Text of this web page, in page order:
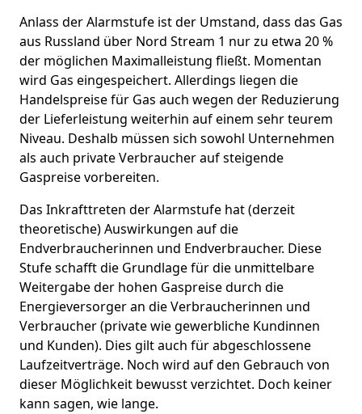
Anlass der Alarmstufe ist der Umstand, dass das Gas
aus Russland über Nord Stream 1 nur zu etwa 20 %
der möglichen Maximalleistung fließt. Momentan
wird Gas eingespeichert. Allerdings liegen die
Handelspreise für Gas auch wegen der Reduzierung
der Lieferleistung weiterhin auf einem sehr teurem
Niveau. Deshalb müssen sich sowohl Unternehmen
als auch private Verbraucher auf steigende
Gaspreise vorbereiten.
Das Inkrafttreten der Alarmstufe hat (derzeit
theoretische) Auswirkungen auf die
Endverbraucherinnen und Endverbraucher. Diese
Stufe schafft die Grundlage für die unmittelbare
Weitergabe der hohen Gaspreise durch die
Energieversorger an die Verbraucherinnen und
Verbraucher (private wie gewerbliche Kundinnen
und Kunden). Dies gilt auch für abgeschlossene
Laufzeitverträge. Noch wird auf den Gebrauch von
dieser Möglichkeit bewusst verzichtet. Doch keiner
kann sagen, wie lange.